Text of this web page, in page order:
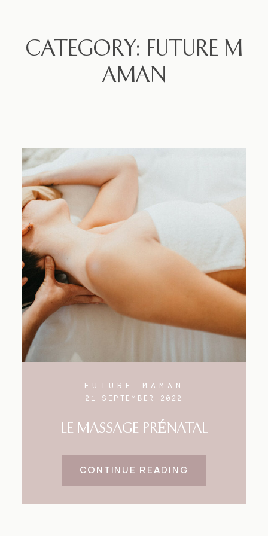
CATEGORY: FUTURE M
AMAN
FUTURE MAMAN
21 SEPTEMBER 2022
LE MASSAGE PRÉNATAL
CONTINUE READING
à propos
Experience
Massages
Contact